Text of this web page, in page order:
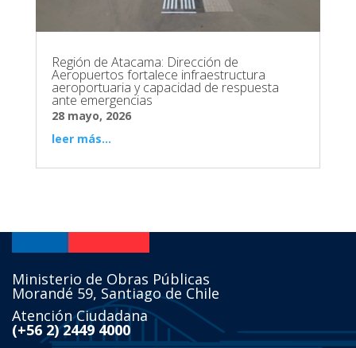
Región de Atacama: Dirección de
Aeropuertos fortalece infraestructura
aeroportuaria y capacidad de respuesta
ante emergencias
28 mayo, 2026
leer más...
Ministerio de Obras Públicas
Morandé 59, Santiago de Chile
Atención Ciudadana
(+56 2) 2449 4000